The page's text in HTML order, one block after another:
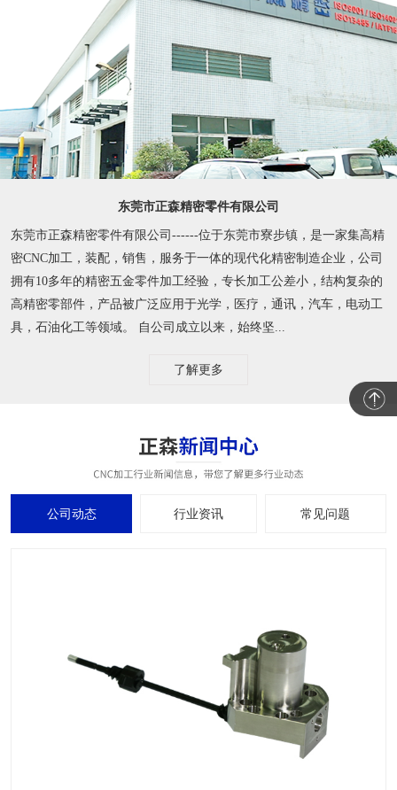
东莞市正森精密零件有限公司
东莞市正森精密零件有限公司------位于东莞市寮步镇，是一家集高精
密CNC加工，装配，销售，服务于一体的现代化精密制造企业，公司
拥有10多年的精密五金零件加工经验，专长加工公差小，结构复杂的
高精密零部件，产品被广泛应用于光学，医疗，通讯，汽车，电动工
具，石油化工等领域。 自公司成立以来，始终坚...
了解更多
公司动态 行业资讯 常见问题